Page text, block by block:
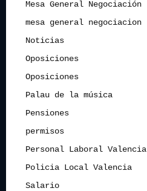
Mesa General Negociación
mesa general negociacion
Noticias
Oposiciones
Oposiciones
Palau de la música
Pensiones
permisos
Personal Laboral Valencia
Policia Local Valencia
Salario